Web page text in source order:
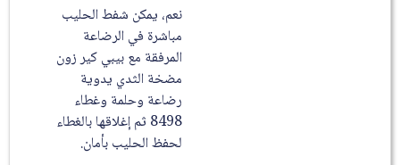
نعم، يمكن شفط الحليب
مباشرة في الرضاعة
المرفقة مع بيبي كير زون
مضخة الثدي يدوية
رضاعة وحلمة وغطاء
8498 ثم إغلاقها بالغطاء
لحفظ الحليب بأمان.